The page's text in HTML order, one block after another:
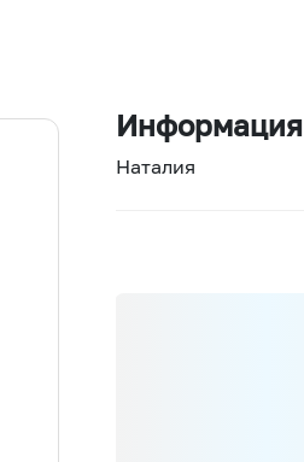
Информация
Наталия